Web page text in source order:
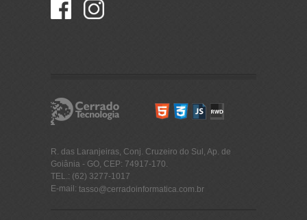
R. das Laranjeiras, Conj. Cruzeiro do Sul, Ap. de
Goiânia - GO, CEP: 74917-170.
TEL.: (62) 3277-1017
E-mail: tasso@cerradoinformatica.com.br